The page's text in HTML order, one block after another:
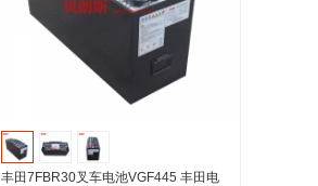
丰田7FBR30叉车电池VGF445 丰田电